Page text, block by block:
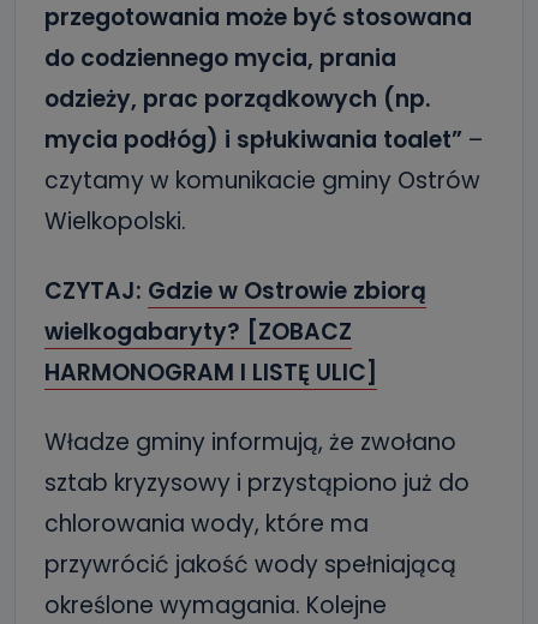
przegotowania może być stosowana
do codziennego mycia, prania
odzieży, prac porządkowych (np.
mycia podłóg) i spłukiwania toalet” –
czytamy w komunikacie gminy Ostrów
Wielkopolski.
CZYTAJ: Gdzie w Ostrowie zbiorą
wielkogabaryty? [ZOBACZ
HARMONOGRAM I LISTĘ ULIC]
Władze gminy informują, że zwołano
sztab kryzysowy i przystąpiono już do
chlorowania wody, które ma
przywrócić jakość wody spełniającą
określone wymagania. Kolejne